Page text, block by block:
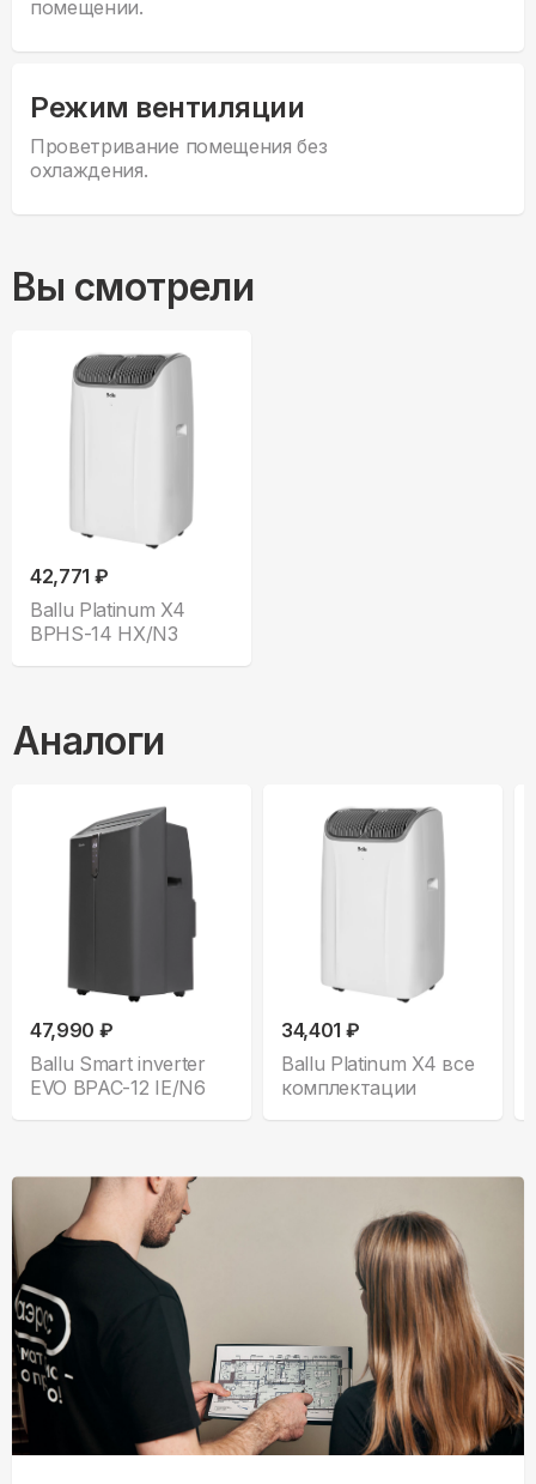
помещении.
Режим вентиляции
Проветривание помещения без
охлаждения.
Вы смотрели
42,771 ₽
Ballu Platinum X4
BPHS-14 HX/N3
Аналоги
47,990 ₽
Ballu Smart inverter
EVO BPAC-12 IE/N6
34,401 ₽
Ballu Platinum X4 все
комплектации